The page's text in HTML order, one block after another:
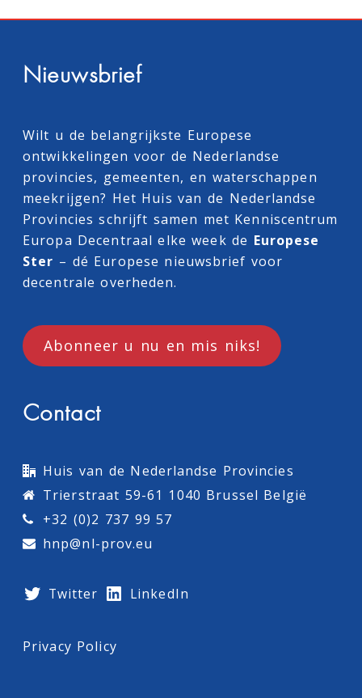
Nieuwsbrief
Wilt u de belangrijkste Europese
ontwikkelingen voor de Nederlandse
provincies, gemeenten, en waterschappen
meekrijgen? Het Huis van de Nederlandse
Provincies schrijft samen met Kenniscentrum
Europa Decentraal elke week de Europese
Ster – dé Europese nieuwsbrief voor
decentrale overheden.
Abonneer u nu en mis niks!
Contact
Huis van de Nederlandse Provincies
Trierstraat 59-61 1040 Brussel België
+32 (0)2 737 99 57
hnp@nl-prov.eu
Twitter LinkedIn
Privacy Policy